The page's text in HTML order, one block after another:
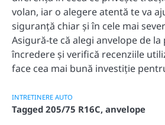
volan, iar o alegere atentă te va
siguranță chiar și în cele mai
Asigură-te că alegi anvelope de
încredere și verifică recenziile
face cea mai bună investiție
INTRETINERE AUTO
Tagged 205/75 R16C, anvelope